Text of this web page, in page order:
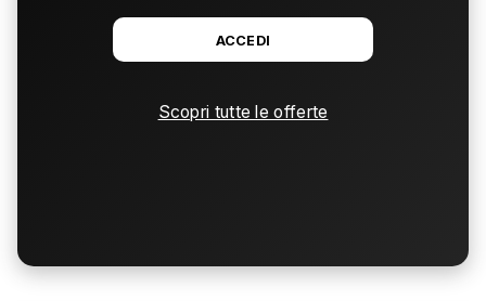
ACCEDI
Scopri tutte le offerte